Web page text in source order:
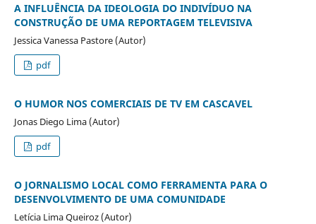
A INFLUÊNCIA DA IDEOLOGIA DO INDIVÍDUO NA
CONSTRUÇÃO DE UMA REPORTAGEM TELEVISIVA
Jessica Vanessa Pastore (Autor)
pdf
O HUMOR NOS COMERCIAIS DE TV EM CASCAVEL
Jonas Diego Lima (Autor)
pdf
O JORNALISMO LOCAL COMO FERRAMENTA PARA O
DESENVOLVIMENTO DE UMA COMUNIDADE
Letícia Lima Queiroz (Autor)